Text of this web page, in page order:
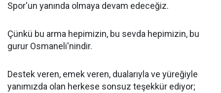
Spor'un yanında olmaya devam edeceğiz.
Çünkü bu arma hepimizin, bu sevda hepimizin, bu
gurur Osmaneli'nindir.
Destek veren, emek veren, dualarıyla ve yüreğiyle
yanımızda olan herkese sonsuz teşekkür ediyor;